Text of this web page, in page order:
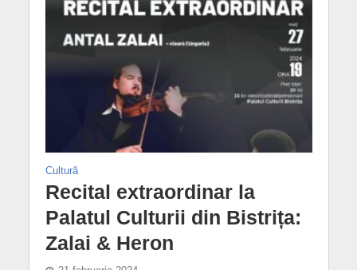
Cultură
Recital extraordinar la
Palatul Culturii din Bistrița:
Zalai & Heron